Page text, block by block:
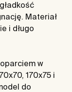
Materiał
i długo
w
170x75 i
do